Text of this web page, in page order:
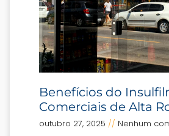
Benefícios do
Comerciais de Alta
outubro 27, 2025 Nenhum